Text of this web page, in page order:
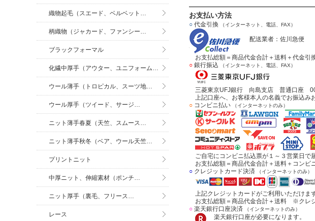
お支払い方法
○ 代金引換 （インターネット、電話、FAX）
配送業者：佐川急便
お支払総額＝商品代金合計＋送料＋代金引
○ 銀行振込 （インターネット、電話、FAX）
三菱東京UFJ銀行 向島支店 普通口座
上記口座へ、お客様本人の名義でお振込み
○ コンビニ払い （インターネットのみ）
ご自宅にコンビニ払込票が１～３営業日で
お支払総額＝商品代金合計＋送料＋コンビ
○ クレジットカード決済 （インターネットのみ）
上記クレジットカードがご利用いただけま
お支払総額＝商品代金合計＋送料 ※クレジ
○ 楽天銀行口座決済 （インターネットのみ）
楽天銀行口座が必要になります。
織物起毛（スエード、ベルベット…
柄織物（ジャカード、ファンシー…
ブラックフォーマル
化繊中厚手（アウター、ユニフォーム…
ウール薄手（トロピカル、スーツ地…
ウール厚手（ツイード、サージ…
ニット薄手春夏（天竺、スムース…
ニット薄手秋冬（ベア、ウール天竺…
プリントニット
中厚ニット、伸縮素材（ポンチ…
ニット厚手（裏毛、フリース…
レース